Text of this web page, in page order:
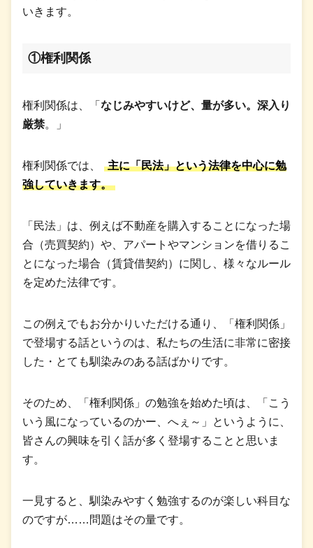
いきます。
①権利関係
権利関係は、「 なじみやすいけど、量が多い。深入り
厳禁。」
権利関係では、
主に「民法」という法律を中心に勉
強していきます。
「民法」は、例えば不動産を購入することになった場
合（売買契約）や、アパートやマンションを借りるこ
とになった場合（賃貸借契約）に関し、様々なルール
を定めた法律です。
この例えでもお分かりいただける通り、「権利関係」
で登場する話というのは、私たちの生活に非常に密接
した・とても馴染みのある話ばかりです。
そのため、「権利関係」の勉強を始めた頃は、「こう
いう風になっているのかー、へぇ～」というように、
皆さんの興味を引く話が多く登場することと思いま
す。
一見すると、馴染みやすく勉強するのが楽しい科目な
のですが……問題はその量です。